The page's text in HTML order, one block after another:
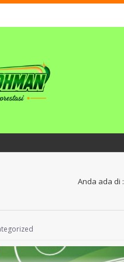
Anda ada di :
Priyatno